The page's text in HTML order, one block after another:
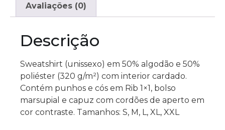
Avaliações (0)
Descrição
Sweatshirt (unissexo) em 50% algodão e 50%
poliéster (320 g/m²) com interior cardado.
Contém punhos e cós em Rib 1×1, bolso
marsupial e capuz com cordões de aperto em
cor contraste. Tamanhos: S, M, L, XL, XXL